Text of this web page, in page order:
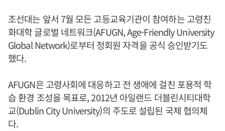
조선대는 앞서 7월 모든 고등교육기관이 참여하는 고령친
화대학 글로벌 네트워크(AFUGN, Age-Friendly University
Global Network)로부터 정회원 자격을 공식 승인받기도
했다.
AFUGN은 고령사회에 대응하고 전 생애에 걸친 포용적 학
습 환경 조성을 목표로, 2012년 아일랜드 더블린시티대학
교(Dublin City University)의 주도로 설립된 국제 협의체
다.